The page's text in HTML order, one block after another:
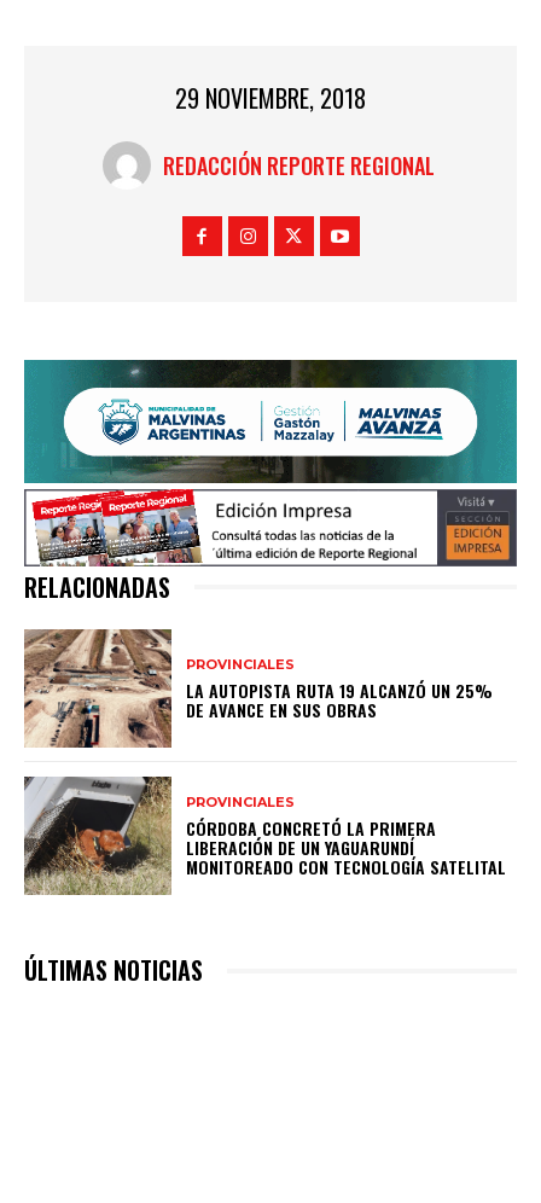
29 NOVIEMBRE, 2018
REDACCIÓN REPORTE REGIONAL
RELACIONADAS
PROVINCIALES
LA AUTOPISTA RUTA 19 ALCANZÓ UN 25%
DE AVANCE EN SUS OBRAS
PROVINCIALES
CÓRDOBA CONCRETÓ LA PRIMERA
LIBERACIÓN DE UN YAGUARUNDÍ
MONITOREADO CON TECNOLOGÍA SATELITAL
ÚLTIMAS NOTICIAS